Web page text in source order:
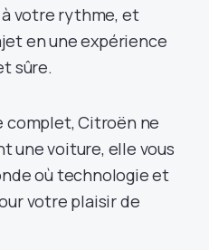
à votre rythme, et
en une expérience
sûre.
complet, Citroën ne
une voiture, elle vous
où technologie et
votre plaisir de